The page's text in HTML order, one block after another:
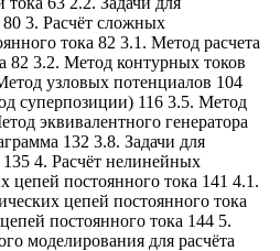
80 3. Расчёт сложных
тока 82 3.1. Метод расчета
82 3.2. Метод контурных токов
узловых потенциалов 104
суперпозиции) 116 3.5. Метод
эквивалентного генератора
132 3.8. Задачи для
4. Расчёт нелинейных
цепей постоянного тока 141 4.1.
цепей постоянного тока
постоянного тока 144 5.
моделирования для расчёта